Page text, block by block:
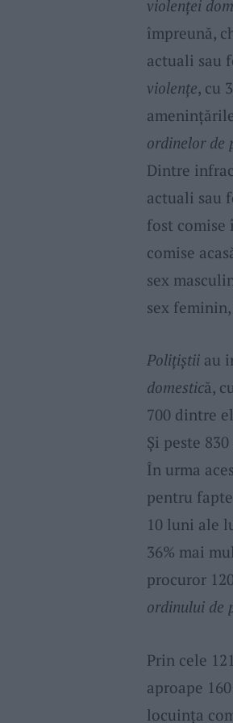
violenței
împreună,
actuali sau
violențe, cu
ordinelor de
Dintre
actuali sau
fost comise
comise
sex
sex
Polițiștiiau
domestică,
700 dintre
Și peste
În urma
pentru
10 luni ale
36% mai
procuror
ordinului de
Prin cele 121
aproape
locuința